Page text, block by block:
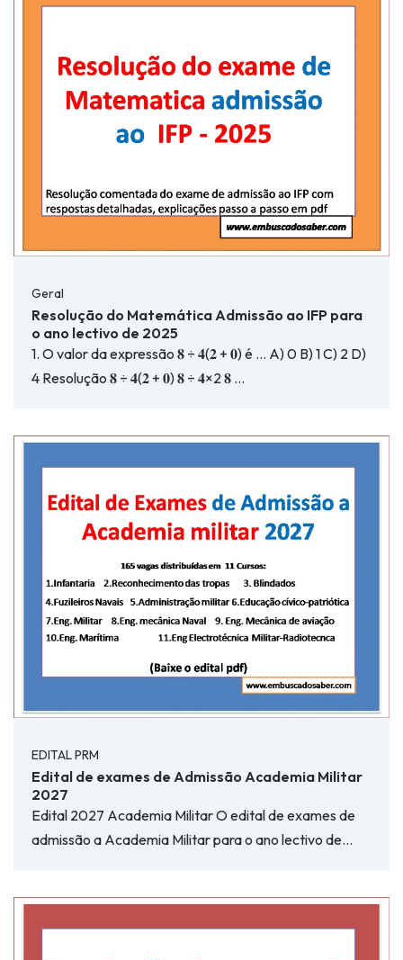
Geral
Resolução do Matemática Admissão ao IFP para
o ano lectivo de 2025
1. O valor da expressão 𝟖 ÷ 𝟒(𝟐 + 𝟎) é … A) 0 B) 1 C) 2 D)
4 Resolução 𝟖 ÷ 𝟒(𝟐 + 𝟎) 𝟖 ÷ 𝟒×2 𝟖 …
EDITAL PRM
Edital de exames de Admissão Academia Militar
2027
Edital 2027 Academia Militar O edital de exames de
admissão a Academia Militar para o ano lectivo de…